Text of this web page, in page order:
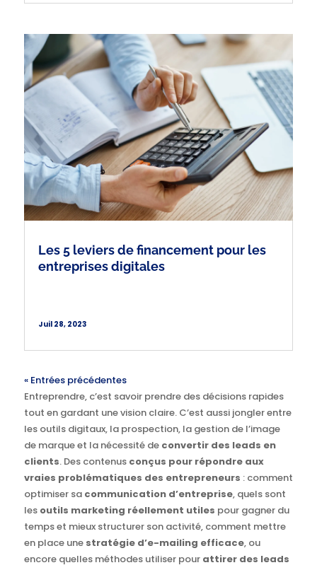
Les 5 leviers de financement pour les
entreprises digitales
Juil 28, 2023
« Entrées précédentes
Entreprendre, c’est savoir prendre des décisions rapides
tout en gardant une vision claire. C’est aussi jongler entre
les outils digitaux, la prospection, la gestion de l’image
de marque et la nécessité de convertir des leads en
clients. Des contenus conçus pour répondre aux
vraies problématiques des entrepreneurs : comment
optimiser sa communication d’entreprise, quels sont
les outils marketing réellement utiles pour gagner du
temps et mieux structurer son activité, comment mettre
en place une stratégie d’e-mailing efficace, ou
encore quelles méthodes utiliser pour attirer des leads